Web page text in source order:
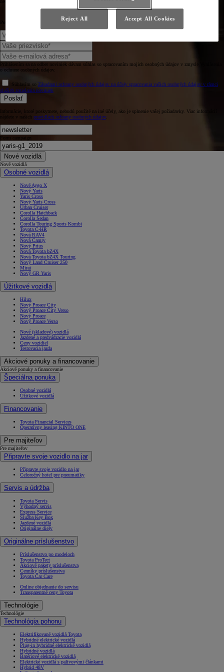
Prihlásením sa na odber noviniek dávam súhlas so spracovaním mojich osobných údajov v zmysle Vyhlásenia
o ochrane osobných údajov.
Súhlasím so Zásadami ochrany osobných údajov na účely spracovania vašich osobných údajov v rámci
služieb zasielania noviniek
Poslať
Informácie, ktoré poskytnete, nebudú použité na iné účely, ako je splnenie vašej požiadavky. Viac informácií
nájdete v našich pravidlách ochrany osobných údajov.
Form campaign
Nové vozidlá
Nové vozidlá
Osobné vozidlá
Nové Aygo X
Nový Yaris
Yaris Cross
Nový Yaris Cross
Urban Cruiser
Corolla Hatchback
Corolla Sedan
Corolla Touring Sports Kombi
Toyota C-HR
Nová RAV4
Nová Camry
Nový Prius
Nová Toyota bZ4X
Nová Toyota bZ4X Touring
Nový Land Cruiser 250
Mirai
Nový GR Yaris
Úžitkové vozidlá
Hilux
Nový Proace City
Nový Proace City Verso
Nový Proace
Nový Proace Verso
Nové (skladové) vozidlá
Jazdené a predvádzacie vozidlá
Ceny vozidiel
Testovacia jazda
Akciové ponuky a financovanie
Akciové ponuky a financovanie
Špeciálna ponuka
Osobné vozidlá
Úžitkové vozidlá
Financovanie
Toyota Financial Services
Operatívny leasing KINTO ONE
Pre majiteľov
Pre majiteľov
Připravte svoje vozidlo na jar
Připravte svoje vozidlo na jar
Celoročný hotel pre pneumatiky
Servis a údržba
Toyota Servis
Výhodný servis
Express Service
Služba Key Box
Jazdené vozidlá
Originálne diely
Originálne príslušenstvo
Príslušenstvo po modeloch
Toyota ProTect
Akciové pakety príslušenstva
Cenníky príslušenstva
Toyota Car Care
Online objednanie do servisu
Transparentné ceny Toyota
Technológie
Technológie
Technológia pohonu
Elektrifikované vozidlá Toyota
Hybridné elektrické vozidlá
Plug-in hybridné elektrické vozidlá
Hybridné vozidlá
Batériové elektrické vozidlá
Elektrické vozidlá s palivovými článkami
Hybrid 48V
Reject All Accept All Cookies